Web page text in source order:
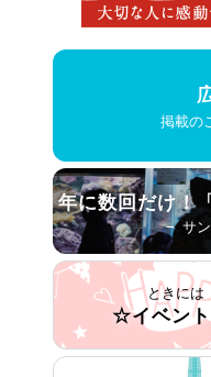
掲載の
年に数回だけ！
− サ
ときには
☆イベン